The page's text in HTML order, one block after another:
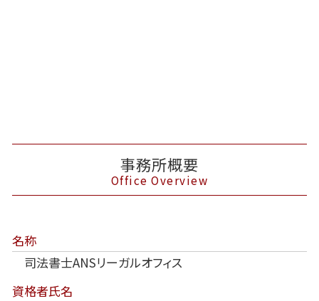
事務所概要
Office Overview
名称
司法書士ANSリーガルオフィス
資格者氏名